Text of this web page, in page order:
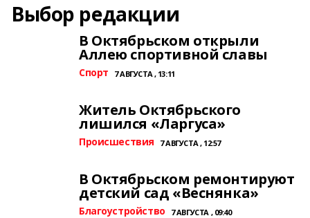
Выбор редакции
В Октябрьском открыли
Аллею спортивной славы
Спорт 7 АВГУСТА , 13:11
Житель Октябрьского
лишился «Ларгуса»
Происшествия 7 АВГУСТА , 12:57
В Октябрьском ремонтируют
детский сад «Веснянка»
Благоустройство 7 АВГУСТА , 09:40